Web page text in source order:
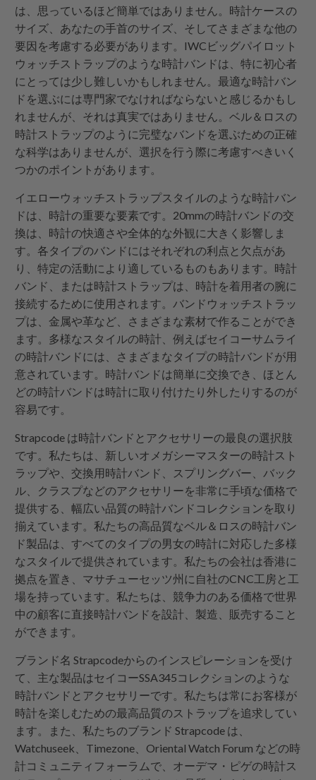
は、思っているほど簡単ではありません。時計ケースの
サイズ、あなたの手首のサイズ、そしてさまざまな他の
要因を考慮する必要があります。IWCビッグパイロット
ウォッチストラップのような時計バンドは、特に初心者
にとっては少し難しいかもしれません。最適な時計バン
ドを選ぶには専門家でなければならないと感じるかもし
れませんが、それは真実ではありません。ベル＆ロスの
時計ストラップのように完璧なバンドを選ぶための正確
な科学はありませんが、選択を行う際に考慮すべきいく
つかのポイントがあります。
イエローウォッチストラップスタイルのような時計バン
ドは、時計の重要な要素です。20mmの時計バンドの交
換は、時計の快適さや全体的な外観に大きく影響しま
す。各タイプのバンドにはそれぞれの利点と欠点があ
り、特定の活動により適しているものもあります。時計
バンド、または時計ストラップは、時計を着用者の腕に
接続するために使用されます。バンドウォッチストラッ
プは、金属や革など、さまざまな素材で作ることができ
ます。多様なスタイルの時計、例えばセイコーサムライ
の時計バンドには、さまざまなタイプの時計バンドが用
意されています。時計バンドは簡単に交換でき、ほとん
どの時計バンドは時計に取り付けたり外したりするのが
容易です。
Strapcode は時計バンドとアクセサリーの最良の選択肢
です。私たちは、新しいオメガシーマスターの時計スト
ラップや、交換用時計バンド、スプリングバー、バック
ル、クラスプなどのアクセサリーを非常に手頃な価格で
提供する、幅広い品質の時計バンドコレクションを取り
揃えています。私たちの高品質なベル＆ロスの時計バン
ド製品は、すべてのタイプの男女の時計に対応した多様
なスタイルで提供されています。私たちの会社は香港に
拠点を置き、マサチューセッツ州に自社のCNC工房と工
場を持っています。私たちは、競争力のある価格で世界
中の顧客に直接時計バンドを設計、製造、販売すること
ができます。
ブランド名 Strapcodeからのインスピレーションを受け
て、主な製品はセイコーSSA345コレクションのような
時計バンドとアクセサリーです。私たちは常にお客様が
時計を楽しむための最高品質のストラップを追求してい
ます。また、私たちのブランド Strapcode は、
Watchuseek、Timezone、Oriental Watch Forum などの時
計コミュニティフォーラムで、オーデマ・ピゲの時計ス